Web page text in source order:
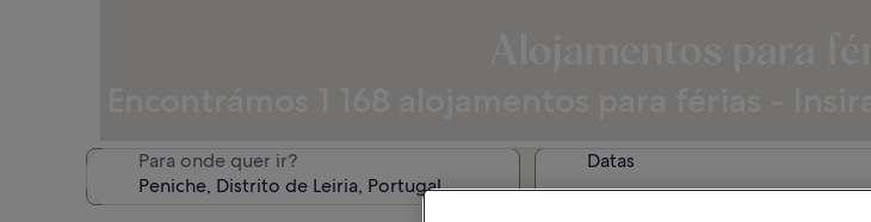
Para onde quer ir? Datas